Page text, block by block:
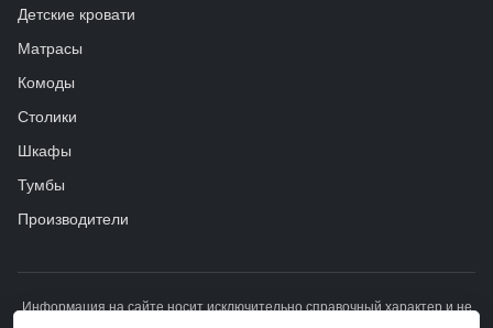
Детские кровати
Матрасы
Комоды
Столики
Шкафы
Тумбы
Производители
Информация на сайте носит исключительно справочный характер и не